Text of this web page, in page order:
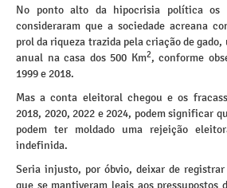
No ponto alto da hipocrisia política os
consideraram que a sociedade acreana
prol da riqueza trazida pela criação de
anual na casa dos 500 Km2, conforme
1999 e 2018.
Mas a conta eleitoral chegou e os
2018, 2020, 2022 e 2024, podem significar
podem ter moldado uma rejeição
indefinida.
Seria injusto, por óbvio, deixar de
que se mantiveram leais aos pressupostos